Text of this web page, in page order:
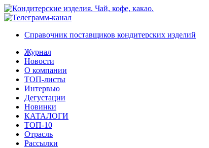
Справочник поставщиков кондитерских изделий
Журнал
Новости
О компании
ТОП-листы
Интервью
Дегустации
Новинки
КАТАЛОГИ
ТОП-10
Отрасль
Рассылки